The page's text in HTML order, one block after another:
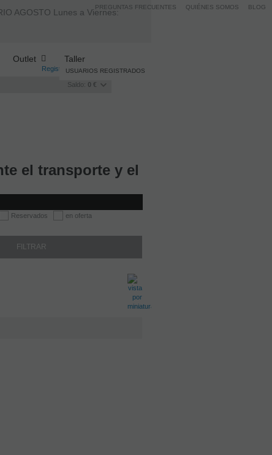
AGOSTO Lunes a Viernes:
Registro /Iniciar sesión
Saldo: 0 €
USUARIOS REGISTRADOS
Outlet Taller
el transporte y el
Reservados en oferta
PREGUNTAS FRECUENTES QUIÉNES SOMOS BLOG